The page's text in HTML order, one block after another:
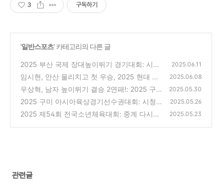
3 구독하기
'일반스포츠' 카테고리의 다른 글
2025 부산 국제 장대높이뛰기 경기대회: 시청,
다시보기(진민섭, 임은지, 조민지, 배한나 출
전)
(0)
2025.06.11
임시현, 안산 물리치고 첫 우승, 2025 현대 양
궁 월드컵 3차 대회: 다시보기(새로운 룰과 한
국 양궁의 위엄!)
(0)
2025.06.08
우상혁, 남자 높이뛰기 결승 2연패!: 2025 구
미 아시아육상경기선수권대회 시청, 다시보기
(0)
2025.05.30
2025 구미 아시아육상경기선수권대회: 시청,
다시보기(우상혁 출전, 아시아 육상스타들의
2025.05.26
2025 제54회 전국소년체육대회: 중계 다시보
2025.05.23
관련글